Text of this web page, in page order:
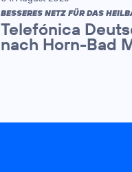
BESSERES NETZ FÜR DAS
Telefónica
nach Horn-Bad